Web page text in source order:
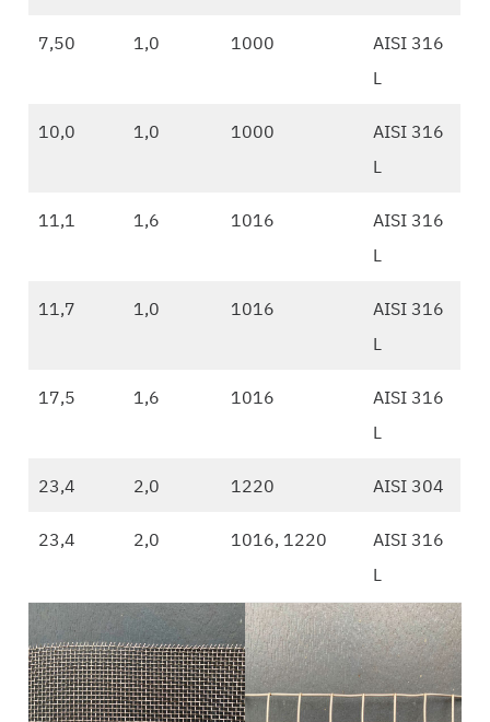
7,50 1,0 1000
AISI 316
L
10,0 1,0 1000
AISI 316
L
11,1 1,6 1016
AISI 316
L
11,7 1,0 1016
AISI 316
L
17,5 1,6 1016
AISI 316
L
23,4 2,0 1220 AISI 304
23,4 2,0 1016, 1220
AISI 316
L